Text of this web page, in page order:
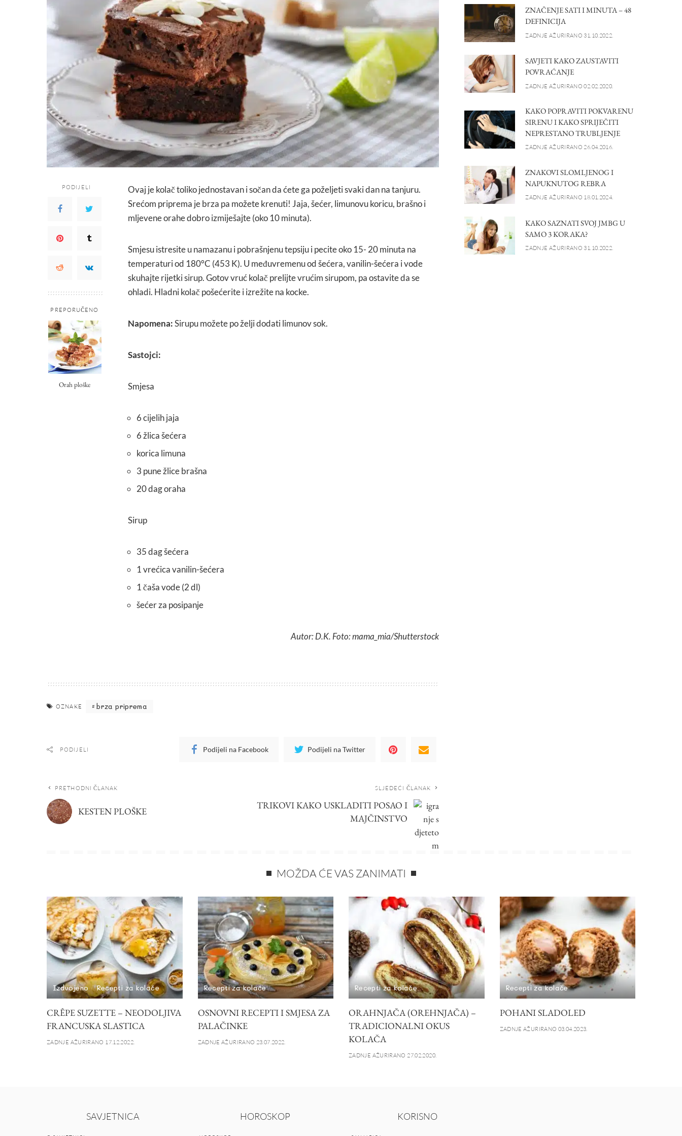
PODIJELI
PREPORUČENO
Orah ploške
Ovaj je kolač toliko jednostavan i sočan da ćete ga poželjeti svaki dan na tanjuru.
Srećom priprema je brza pa možete krenuti! Jaja, šećer, limunovu koricu, brašno i
mljevene orahe dobro izmiješajte (oko 10 minuta).
Smjesu istresite u namazanu i pobrašnjenu tepsiju i pecite oko 15- 20 minuta na
temperaturi od 180°C (453 K). U međuvremenu od šećera, vanilin-šećera i vode
skuhajte rijetki sirup. Gotov vruć kolač prelijte vrućim sirupom, pa ostavite da se
ohladi. Hladni kolač pošećerite i izrežite na kocke.
Napomena:Sirupu možete po želji dodati limunov sok.
Sastojci:
Smjesa
6 cijelih jaja
6 žlica šećera
korica limuna
3 pune žlice brašna
20 dag oraha
Sirup
35 dag šećera
1 vrećica vanilin-šećera
1 čaša vode (2 dl)
šećer za posipanje
Autor: D.K. Foto: mama_mia/Shutterstock
OZNAKE brza priprema
PODIJELI Podijeli na Facebook Podijeli na Twitter
PRETHODNI ČLANAK
KESTEN PLOŠKE
SLJEDEĆI ČLANAK
TRIKOVI KAKO USKLADITI POSAO I
MAJČINSTVO
ZNAČENJE SATI I MINUTA – 48
DEFINICIJA
ZADNJE AŽURIRANO 31.10.2022.
SAVJETI KAKO ZAUSTAVITI
POVRAĆANJE
ZADNJE AŽURIRANO 02.02.2020.
KAKO POPRAVITI POKVARENU
SIRENU I KAKO SPRIJEČITI
NEPRESTANO TRUBLJENJE
ZADNJE AŽURIRANO 26.04.2016.
ZNAKOVI SLOMLJENOG I
NAPUKNUTOG REBRA
ZADNJE AŽURIRANO 18.01.2024.
KAKO SAZNATI SVOJ JMBG U
SAMO 3 KORAKA?
ZADNJE AŽURIRANO 31.10.2022.
MOŽDA ĆE VAS ZANIMATI
Izdvojeno Recepti za kolače
CRÊPE SUZETTE – NEODOLJIVA
FRANCUSKA SLASTICA
ZADNJE AŽURIRANO 17.12.2022.
Recepti za kolače
OSNOVNI RECEPTI I SMJESA ZA
PALAČINKE
ZADNJE AŽURIRANO 23.07.2022.
Recepti za kolače
ORAHNJAČA (OREHNJAČA) –
TRADICIONALNI OKUS
KOLAČA
ZADNJE AŽURIRANO 27.02.2020.
Recepti za kolače
POHANI SLADOLED
ZADNJE AŽURIRANO 03.04.2023.
SAVJETNICA HOROSKOP KORISNO